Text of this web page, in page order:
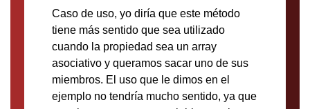
Caso de uso, yo diría que este método
tiene más sentido que sea utilizado
cuando la propiedad sea un array
asociativo y queramos sacar uno de sus
miembros. El uso que le dimos en el
ejemplo no tendría mucho sentido, ya que